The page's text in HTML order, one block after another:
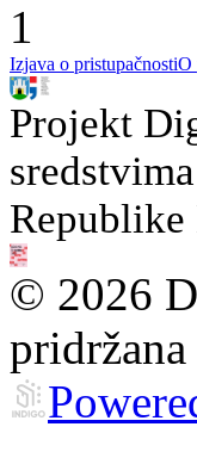
1
Izjava o pristupačnostiO
Projekt
Republike
© 2026
pridržana